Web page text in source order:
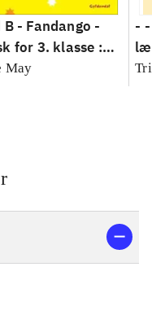
B - Fandango -
for 3. klasse :
--
May
-